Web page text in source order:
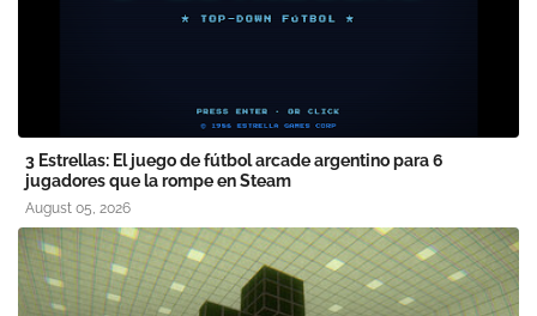
3 Estrellas: El juego de fútbol arcade argentino para 6
jugadores que la rompe en Steam
August 05, 2026